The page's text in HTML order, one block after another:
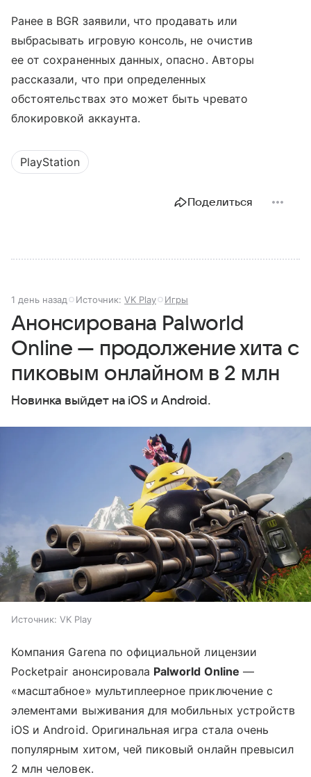
Ранее в BGR заявили, что продавать или
выбрасывать игровую консоль, не очистив
ее от сохраненных данных, опасно. Авторы
рассказали, что при определенных
обстоятельствах это может быть чревато
блокировкой аккаунта.
PlayStation
Поделиться
1 день назад Источник: VK Play Игры
Анонсирована Palworld
Online — продолжение хита с
пиковым онлайном в 2 млн
Новинка выйдет на iOS и Android.
Источник: VK Play
Компания Garena по официальной лицензии
Pocketpair анонсировала Palworld Online —
«масштабное» мультиплеерное приключение с
элементами выживания для мобильных устройств
iOS и Android. Оригинальная игра стала очень
популярным хитом, чей пиковый онлайн превысил
2 млн человек.